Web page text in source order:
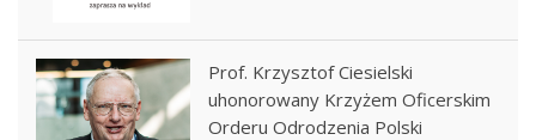
Prof. Krzysztof Ciesielski
uhonorowany Krzyżem Oficerskim
Orderu Odrodzenia Polski